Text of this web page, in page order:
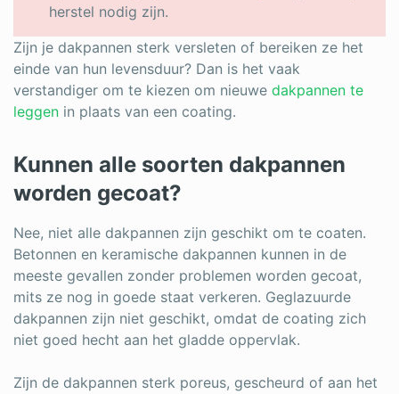
herstel nodig zijn.
Zijn je dakpannen sterk versleten of bereiken ze het
einde van hun levensduur? Dan is het vaak
verstandiger om te kiezen om nieuwe dakpannen te
leggen in plaats van een coating.
Kunnen alle soorten dakpannen
worden gecoat?
Nee, niet alle dakpannen zijn geschikt om te coaten.
Betonnen en keramische dakpannen kunnen in de
meeste gevallen zonder problemen worden gecoat,
mits ze nog in goede staat verkeren. Geglazuurde
dakpannen zijn niet geschikt, omdat de coating zich
niet goed hecht aan het gladde oppervlak.
Zijn de dakpannen sterk poreus, gescheurd of aan het